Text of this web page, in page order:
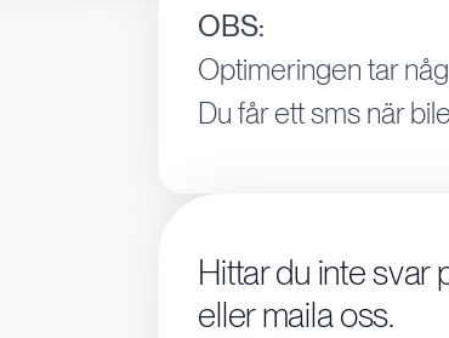
OBS:
Optimeringen tar
Du får ett sms när
Hittar du inte svar
eller maila oss.